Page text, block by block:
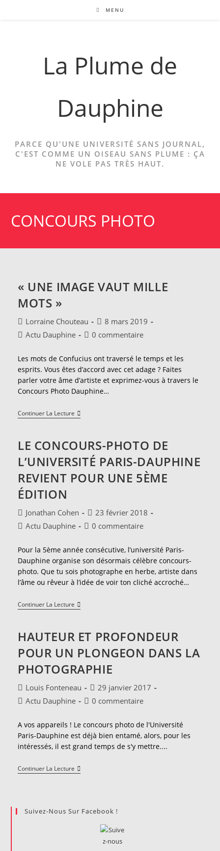
MENU
La Plume de
Dauphine
PARCE QU'UNE UNIVERSITÉ SANS JOURNAL,
C'EST COMME UN OISEAU SANS PLUME : ÇA
NE VOLE PAS TRÈS HAUT.
CONCOURS PHOTO
« UNE IMAGE VAUT MILLE
MOTS »
Auteur/autrice
de
Lorraine Chouteau
Publication
8 mars 2019
PostActu Dauphine
Commentaires
la
publication :
0 commentaire
Les mots de Confucius ont traversé le temps et les
esprits. Vous êtes d’accord avec cet adage ? Faites
parler votre âme d’artiste et exprimez-vous à travers le
Concours Photo Dauphine…
Continuer La Lecture«
Une
Mille
Mots
»
LE CONCOURS-PHOTO DE
L’UNIVERSITÉ PARIS-DAUPHINE
REVIENT POUR UNE 5ÈME
ÉDITION
Auteur/autrice
de
Jonathan Cohen
Publication
publiée :
23 février 2018
PostActu Dauphine
Commentaires
publication :
0 commentaire
Pour la 5ème année consécutive, l’université Paris-
Dauphine organise son désormais célèbre concours-
photo. Que tu sois photographe en herbe, artiste dans
l’âme ou rêveur à l’idée de voir ton cliché accroché…
Continuer La LectureLe
Concours-
L’université
Paris-
Dauphine
Revient
Pour
Une
5ème
Édition
HAUTEUR ET PROFONDEUR
POUR UN PLONGEON DANS LA
PHOTOGRAPHIE
Auteur/autrice
de
Louis Fonteneau
Publication
publiée :
29 janvier 2017
PostActu Dauphine
Commentaires
publication :
0 commentaire
A vos appareils ! Le concours photo de l'Université
Paris-Dauphine est déjà bien entamé, alors, pour les
intéressés, il est grand temps de s'y mettre....
Continuer La LectureHauteur
Et
Plongeon
Dans
Photographie
Suivez-Nous Sur Facebook !